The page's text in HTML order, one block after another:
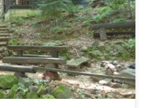
Subota: Nenad (091 534-
Neven i Mladen Cijena
prijevoz […]